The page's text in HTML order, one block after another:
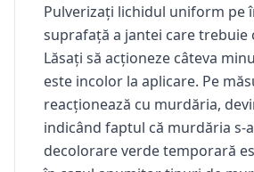
Pulverizați lichidul uniform pe
suprafață a jantei care trebuie
Lăsați să acționeze câteva
este incolor la aplicare. Pe
reacționează cu murdăria,
indicând faptul că murdăria s-
decolorare verde temporară